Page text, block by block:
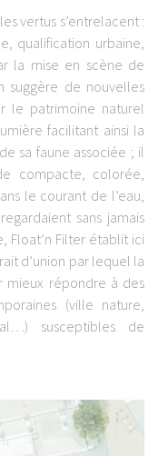
vertus s’entrelacent :
qualification urbaine,
la mise en scène de
suggère de nouvelles
le patrimoine naturel
facilitant ainsi la
sa faune associée ; il
compacte, colorée,
le courant de l’eau,
sans jamais
Float’n Filter établit ici
d’union par lequel la
mieux répondre à des
(ville nature,
susceptibles de